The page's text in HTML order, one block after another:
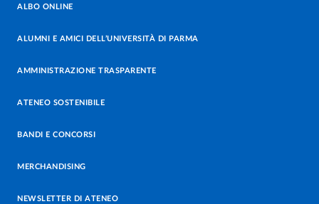
ALBO ONLINE
ALUMNI E AMICI DELL’UNIVERSITÀ DI PARMA
AMMINISTRAZIONE TRASPARENTE
ATENEO SOSTENIBILE
BANDI E CONCORSI
MERCHANDISING
NEWSLETTER DI ATENEO